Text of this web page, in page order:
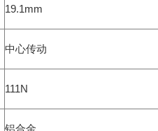
19.1mm
中心传动
111N
铝合金